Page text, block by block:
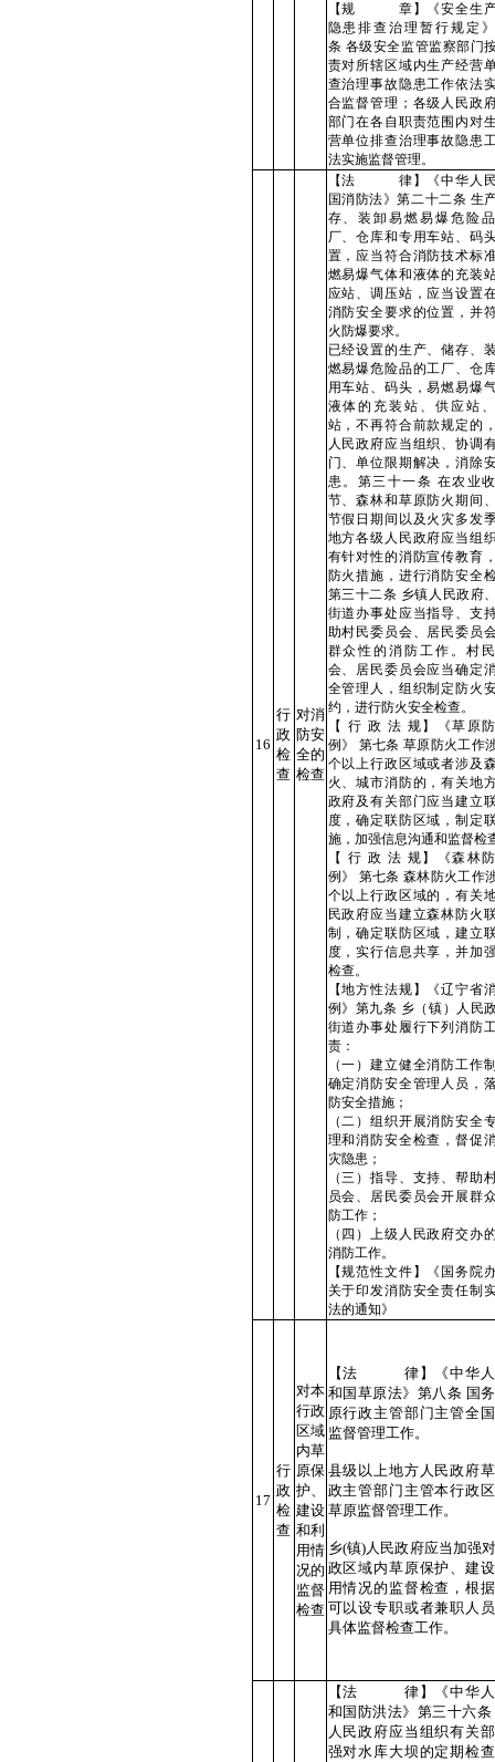
【规 章】《安全生产
隐患排查治理暂行规定
条 各级安全监管监察部门
责对所辖区域内生产经营
查治理事故隐患工作依法
合监督管理；各级人民政
部门在各自职责范围内对
营单位排查治理事故隐患
法实施监督管理。
16
行
政
检
查
对消
防安
全的
检查
【法 律】《中华人民
国消防法》第二十二条 生
存、装卸易燃易爆危险
厂、仓库和专用车站、码
置，应当符合消防技术标
燃易爆气体和液体的充装
应站、调压站，应当设置
消防安全要求的位置，并
火防爆要求。
已经设置的生产、储存、
燃易爆危险品的工厂、仓
用车站、码头，易燃易爆
液体的充装站、供应站
站，不再符合前款规定的
人民政府应当组织、协调
门、单位限期解决，消除
患。第三十一条 在农业
节、森林和草原防火期间
节假日期间以及火灾多发
地方各级人民政府应当组
有针对性的消防宣传教育
防火措施，进行消防安全
第三十二条 乡镇人民政府
街道办事处应当指导、支
助村民委员会、居民委员
群众性的消防工作。村
会、居民委员会应当确定
全管理人，组织制定防火
约，进行防火安全检查。
【 行 政 法 规】《草原
例》 第七条 草原防火工作
个以上行政区域或者涉及
火、城市消防的，有关地
政府及有关部门应当建立
度，确定联防区域，制定
施，加强信息沟通和监督检
【 行 政 法 规】《森林
例》 第七条 森林防火工作
个以上行政区域的，有关
民政府应当建立森林防火
制，确定联防区域，建立
度，实行信息共享，并加
检查。
【地方性法规】《辽宁省
例》第九条 乡（镇）人民
街道办事处履行下列消防
责：
（一）建立健全消防工作
确定消防安全管理人员，
防安全措施；
（二）组织开展消防安全
理和消防安全检查，督促
灾隐患；
（三）指导、支持、帮助
员会、居民委员会开展群
防工作；
（四）上级人民政府交办
消防工作。
【规范性文件】《国务院
关于印发消防安全责任制
法的通知》
17
行
政
检
查
对本
行政
区域
内草
原保
护、
建设
和利
用情
况的
监督
检查
【法 律】《中华人
和国草原法》第八条 国
原行政主管部门主管全
监督管理工作。
县级以上地方人民政府
政主管部门主管本行政
草原监督管理工作。
乡(镇)人民政府应当加强
政区域内草原保护、建
用情况的监督检查，根
可以设专职或者兼职人
具体监督检查工作。
【法 律】《中华人
和国防洪法》第三十六条
人民政府应当组织有关
强对水库大坝的定期检